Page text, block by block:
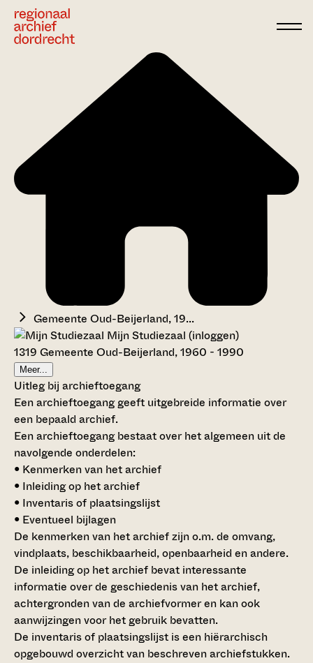
Gemeente Oud-Beijerland, 19...
Mijn Studiezaal (inloggen)
1319 Gemeente Oud-Beijerland, 1960 - 1990
Meer...
Uitleg bij archieftoegang
Een archieftoegang geeft uitgebreide informatie over
een bepaald archief.
Een archieftoegang bestaat over het algemeen uit de
navolgende onderdelen:
• Kenmerken van het archief
• Inleiding op het archief
• Inventaris of plaatsingslijst
• Eventueel bijlagen
De kenmerken van het archief zijn o.m. de omvang,
vindplaats, beschikbaarheid, openbaarheid en andere.
De inleiding op het archief bevat interessante
informatie over de geschiedenis van het archief,
achtergronden van de archiefvormer en kan ook
aanwijzingen voor het gebruik bevatten.
De inventaris of plaatsingslijst is een hiërarchisch
opgebouwd overzicht van beschreven archiefstukken.